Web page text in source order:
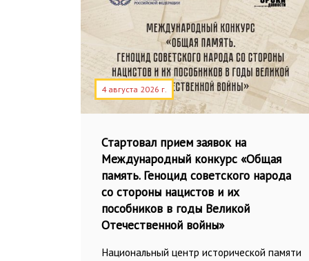
4 августа 2026 г.
Стартовал прием заявок на
Международный конкурс «Общая
память. Геноцид советского народа
со стороны нацистов и их
пособников в годы Великой
Отечественной войны»
Национальный центр исторической памяти